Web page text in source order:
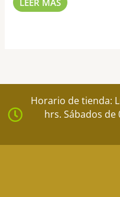
Horario de tienda:
hrs. Sábados de